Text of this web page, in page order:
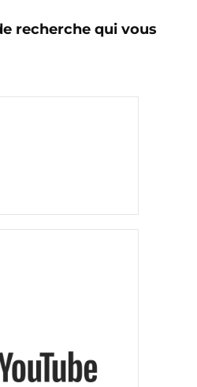
recherche qui vous